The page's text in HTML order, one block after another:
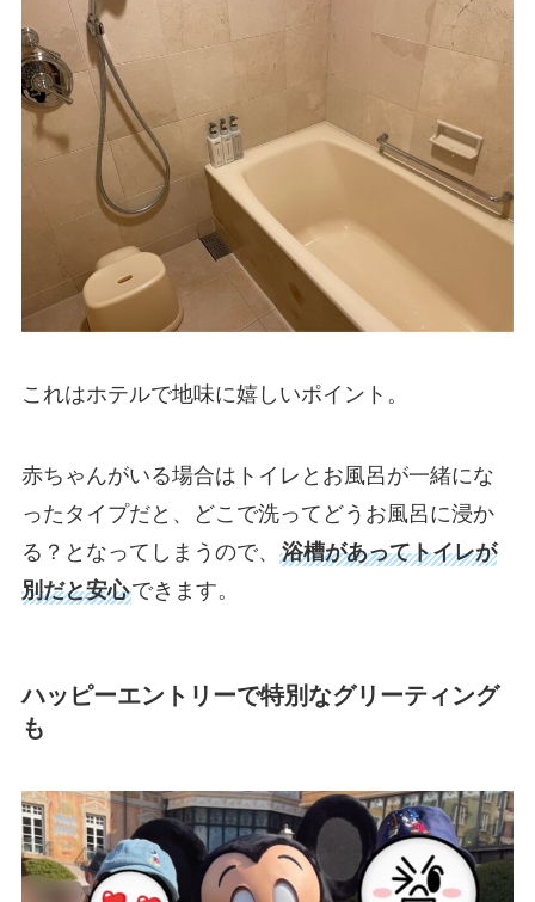
これはホテルで地味に嬉しいポイント。
赤ちゃんがいる場合はトイレとお風呂が一緒にな
ったタイプだと、どこで洗ってどうお風呂に浸か
る？となってしまうので、 浴槽があってトイレが
別だと安心できます。
ハッピーエントリーで特別なグリーティング
も